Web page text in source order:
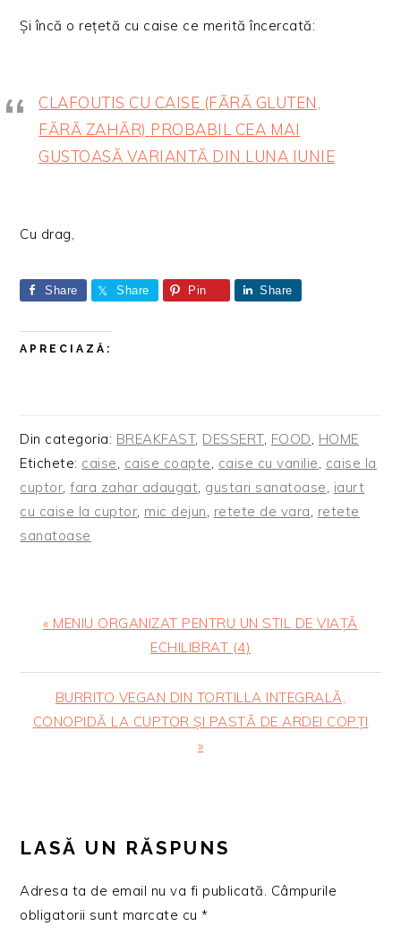
Și încă o rețetă cu caise ce merită încercată:
CLAFOUTIS CU CAISE (FĂRĂ GLUTEN,
FĂRĂ ZAHĂR) PROBABIL CEA MAI
GUSTOASĂ VARIANTĂ DIN LUNA IUNIE
Cu drag,
Share Share Pin Share
APRECIAZĂ:
Din categoria: BREAKFAST, DESSERT, FOOD, HOME
Etichete: caise, caise coapte, caise cu vanilie, caise la
cuptor,fara zahar adaugat, gustari sanatoase, iaurt
cu caise la cuptor, mic dejun, retete de vara, retete
sanatoase
Articol
« MENIU ORGANIZAT PENTRU UN STIL DE VIAȚĂ
ECHILIBRAT (4)
Articolul
urmator:
BURRITO VEGAN DIN TORTILLA INTEGRALĂ,
CONOPIDĂ LA CUPTOR ȘI PASTĂ DE ARDEI COPȚI
»
INTERACTIONS
LASĂ UN RĂSPUNS
Adresa ta de email nu va fi publicată. Câmpurile
obligatorii sunt marcate cu*